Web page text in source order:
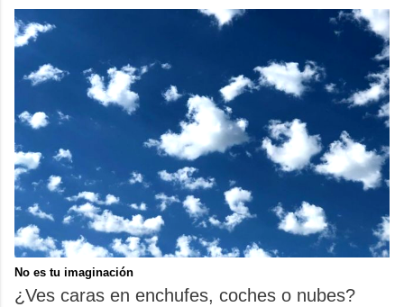
No es tu imaginación
¿Ves caras en enchufes, coches o nubes?